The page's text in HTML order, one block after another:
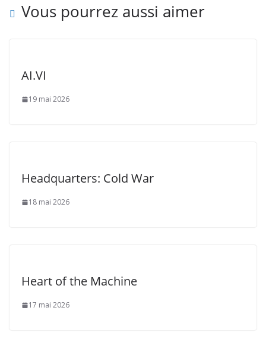
Vous pourrez aussi aimer
AI.VI
19 mai 2026
Headquarters: Cold War
18 mai 2026
Heart of the Machine
17 mai 2026